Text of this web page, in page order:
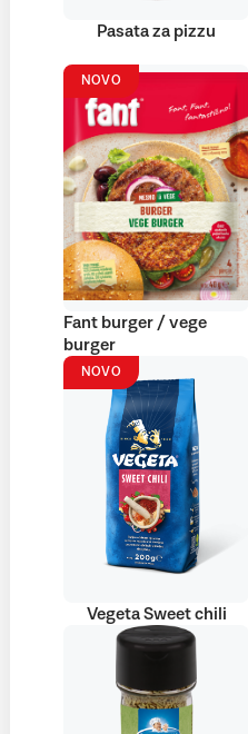
Pasata za pizzu
NOVO
Fant burger / vege
burger
NOVO
Vegeta Sweet chili